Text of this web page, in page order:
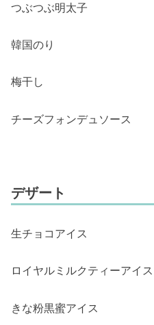
つぶつぶ明太子
韓国のり
梅干し
チーズフォンデュソース
デザート
生チョコアイス
ロイヤルミルクティーアイス
きな粉黒蜜アイス